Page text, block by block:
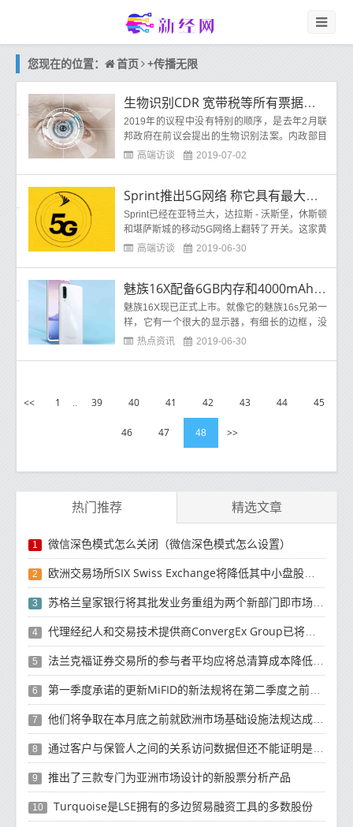
您现在的位置： 首页 +传播无限
生物识别CDR 宽带税等所有票据堪培拉都希望在2019年重新加热
2019年的议程中没有特别的顺序，是去年2月联
邦政府在前议会提出的生物识别法案。内政部目
前负责 运作 面部识别系统的中心枢纽，该系统将
高端访谈 2019-07-02
Sprint推出5G网络 称它具有最大的初始5G覆盖范围
Sprint已经在亚特兰大，达拉斯 - 沃斯堡，休斯顿
和堪萨斯城的移动5G网络上翻转了开关。这家黄
色航空公司称，它在发布当天获得了美国最大
高端访谈 2019-06-30
魅族16X配备6GB内存和4000mAh电池，起价245美元
魅族16X现已正式上市。就像它的魅族16s兄弟一
样，它有一个很大的显示器，有细长的边框，没
有缺口。具体来说，显示器是一块6 2英寸的Sup
热点资讯 2019-06-30
<< 1 .. 39 40 41 42 43 44 45
46 47 48 >>
热门推荐 精选文章
1 微信深色模式怎么关闭（微信深色模式怎么设置）
2 欧洲交易场所SIX Swiss Exchange将降低其中小盘股交易费用
3 苏格兰皇家银行将其批发业务重组为两个新部门即市场和国际银行
4 代理经纪人和交易技术提供商ConvergEx Group已将其ADR Direct服务扩展至韩国
5 法兰克福证券交易所的参与者平均应将总清算成本降低约11%
6 第一季度承诺的更新MiFID的新法规将在第二季度之前发布
7 他们将争取在本月底之前就欧洲市场基础设施法规达成最终协议
8 通过客户与保管人之间的关系访问数据但还不能证明是傻瓜
9 推出了三款专门为亚洲市场设计的新股票分析产品
10 Turquoise是LSE拥有的多边贸易融资工具的多数股份